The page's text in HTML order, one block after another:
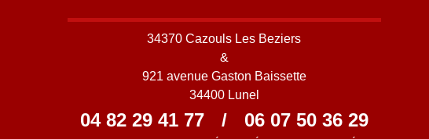
34370 Cazouls Les Beziers
&
921 avenue Gaston Baissette
34400 Lunel
04 82 29 41 77 / 06 07 50 36 29